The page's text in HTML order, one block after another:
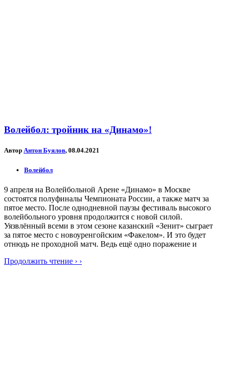
Волейбол: тройник на «Динамо»!
Автор Антон Буялов, 08.04.2021
Волейбол
9 апреля на Волейбольной Арене «Динамо» в Москве
состоятся полуфиналы Чемпионата России, а также матч за
пятое место. После однодневной паузы фестиваль высокого
волейбольного уровня продолжится с новой силой.
Уязвлённый всеми в этом сезоне казанский «Зенит» сыграет
за пятое место с новоуренгойским «Факелом». И это будет
отнюдь не проходной матч. Ведь ещё одно поражение и
Продолжить чтение › ›